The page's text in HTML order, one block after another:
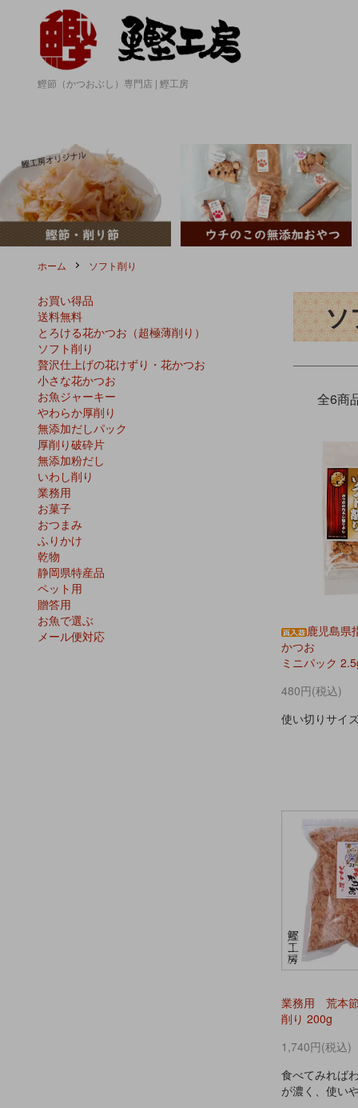
鰹節（かつおぶし）専門店 | 鰹工房
ホーム ソフト削り
ソ
全6商
鹿児島県
かつお
ミニパック
480円(税込)
使い切りサイ
業務用 荒本
削り 200g
1,740円(税込)
食べてみれば
が濃く、使い
お買い得品
送料無料
とろける花かつお（超極薄削り）
ソフト削り
贅沢仕上げの花けずり・花かつお
小さな花かつお
お魚ジャーキー
やわらか厚削り
無添加だしパック
厚削り破砕片
無添加粉だし
いわし削り
業務用
お菓子
おつまみ
ふりかけ
乾物
静岡県特産品
ペット用
贈答用
お魚で選ぶ
メール便対応